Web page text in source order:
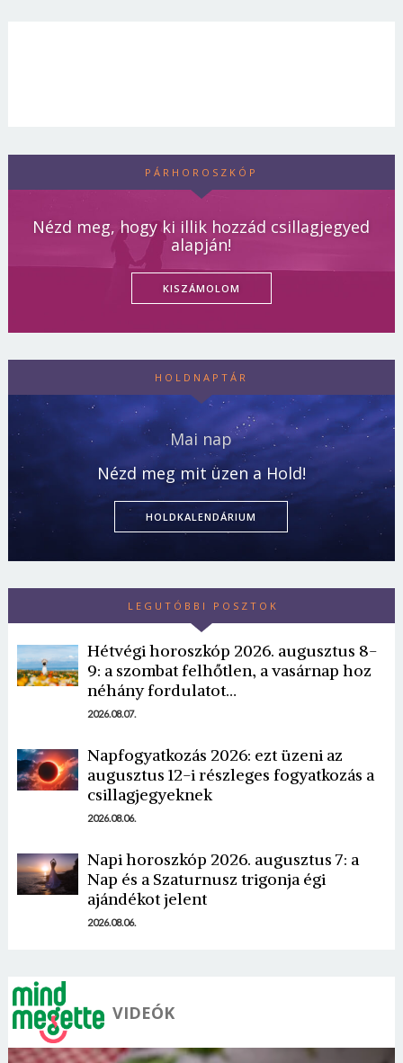
PÁRHOROSZKÓP
Nézd meg, hogy ki illik hozzád csillagjegyed
alapján!
KISZÁMOLOM
HOLDNAPTÁR
Mai nap
Nézd meg mit üzen a Hold!
HOLDKALENDÁRIUM
LEGUTÓBBI POSZTOK
Hétvégi horoszkóp 2026. augusztus 8-
9: a szombat felhőtlen, a vasárnap hoz
néhány fordulatot…
2026.08.07.
Napfogyatkozás 2026: ezt üzeni az
augusztus 12-i részleges fogyatkozás a
csillagjegyeknek
2026.08.06.
Napi horoszkóp 2026. augusztus 7: a
Nap és a Szaturnusz trigonja égi
ajándékot jelent
2026.08.06.
VIDEÓK